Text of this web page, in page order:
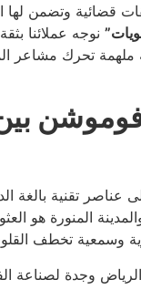
قضائية وتضمن لها
نوجه عملائنا
ملهمة تحرك
بين
تقنية بالغة
المنورة هو
وسمعية تخطف
الرياض وجدة